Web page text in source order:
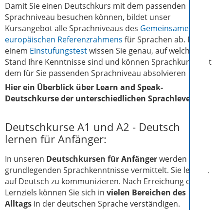
Damit Sie einen Deutschkurs mit dem passenden
Sprachniveau besuchen können, bildet unser
Kursangebot alle Sprachniveaus des Gemeinsamen
europäischen Referenzrahmens für Sprachen ab. Nach
einem Einstufungstestwissen Sie genau, auf welchem
Stand Ihre Kenntnisse sind und können Sprachkurse mit
dem für Sie passenden Sprachniveau absolvieren
Hier ein Überblick über Learn and Speak-
Deutschkurse der unterschiedlichen Sprachlevel:
Deutschkurse A1 und A2 - Deutsch
lernen für Anfänger:
In unseren Deutschkursen für Anfängerwerden alle
grundlegenden Sprachkenntnisse vermittelt. Sie lernen,
auf Deutsch zu kommunizieren. Nach Erreichung des
Lernziels können Sie sich in vielen Bereichen des
Alltags in der deutschen Sprache verständigen.